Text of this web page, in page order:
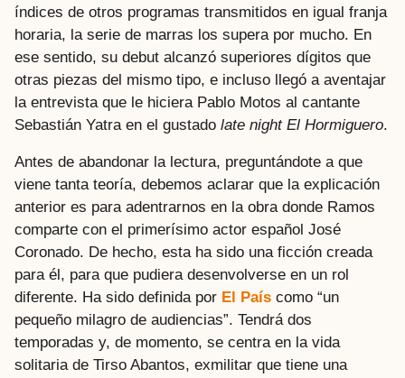
índices de otros programas transmitidos en igual franja
horaria, la serie de marras los supera por mucho. En
ese sentido, su debut alcanzó superiores dígitos que
otras piezas del mismo tipo, e incluso llegó a aventajar
la entrevista que le hiciera Pablo Motos al cantante
Sebastián Yatra en el gustado late night El Hormiguero.
Antes de abandonar la lectura, preguntándote a que
viene tanta teoría, debemos aclarar que la explicación
anterior es para adentrarnos en la obra donde Ramos
comparte con el primerísimo actor español José
Coronado. De hecho, esta ha sido una ficción creada
para él, para que pudiera desenvolverse en un rol
diferente. Ha sido definida por El País como “un
pequeño milagro de audiencias”. Tendrá dos
temporadas y, de momento, se centra en la vida
solitaria de Tirso Abantos, exmilitar que tiene una